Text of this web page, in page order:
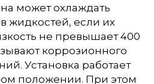
может охлаждать
жидкостей, если их
не превышает 400
коррозионного
Установка работает
положении. При этом